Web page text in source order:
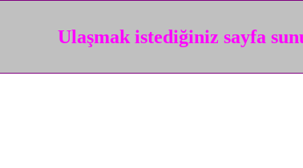
Ulaşmak istediğiniz sayfa